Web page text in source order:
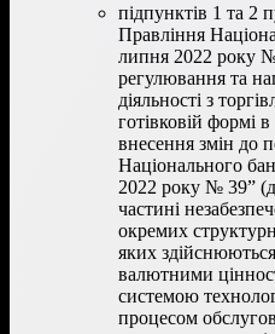
підпунктів 1 та 2
Правління
липня 2022 року
регулювання та
діяльності з
готівковій формі
внесення змін до
Національного
2022 року № 39ˮ
частині
окремих
яких здійснюються
валютними
системою
процесом